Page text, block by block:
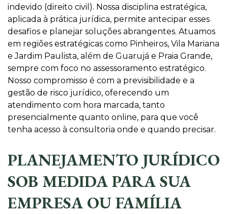
indevido (direito civil). Nossa disciplina estratégica,
aplicada à prática jurídica, permite antecipar esses
desafios e planejar soluções abrangentes. Atuamos
em regiões estratégicas como Pinheiros, Vila Mariana
e Jardim Paulista, além de Guarujá e Praia Grande,
sempre com foco no assessoramento estratégico.
Nosso compromisso é com a previsibilidade e a
gestão de risco jurídico, oferecendo um
atendimento com hora marcada, tanto
presencialmente quanto online, para que você
tenha acesso à consultoria onde e quando precisar.
PLANEJAMENTO JURÍDICO
SOB MEDIDA PARA SUA
EMPRESA OU FAMÍLIA